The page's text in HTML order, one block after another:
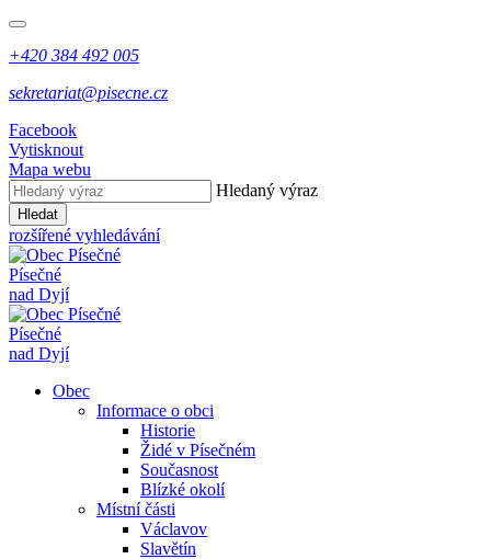
+420 384 492 005
sekretariat@pisecne.cz
Facebook
Vytisknout
Mapa webu
Hledaný výraz
Hledat
rozšířené vyhledávání
Písečné
nad Dyjí
Písečné
nad Dyjí
Obec
Informace o obci
Historie
Židé v Písečném
Současnost
Blízké okolí
Místní části
Václavov
Slavětín